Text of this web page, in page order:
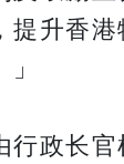
提升香
行政长